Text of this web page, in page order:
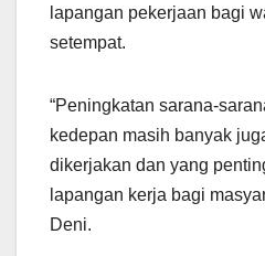
lapangan pekerjaan bagi
setempat.
“Peningkatan sarana-
kedepan masih banyak
dikerjakan dan yang
lapangan kerja bagi
Deni.